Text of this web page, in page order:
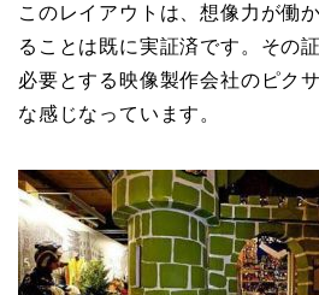
このレイアウトは、想像力が働
ることは既に実証済です。その
必要とする映像製作会社のピク
な感じなっています。